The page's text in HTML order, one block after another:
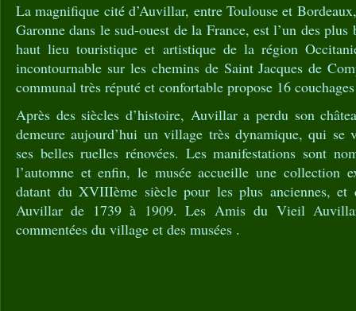
La magnifique cité d’Auvillar, entre Toulouse et
Garonne dans le sud-ouest de la France, est l’un des
haut lieu touristique et artistique de la région
incontournable sur les chemins de Saint Jacques de
communal très réputé et confortable propose 16
Après des siècles d’histoire, Auvillar a perdu son
demeure aujourd’hui un village très dynamique, qui se
ses belles ruelles rénovées. Les manifestations sont
l’automne et enfin, le musée accueille une collection
datant du XVIIIème siècle pour les plus anciennes, et
Auvillar de 1739 à 1909. Les Amis du Vieil
commentées du village et des musées .